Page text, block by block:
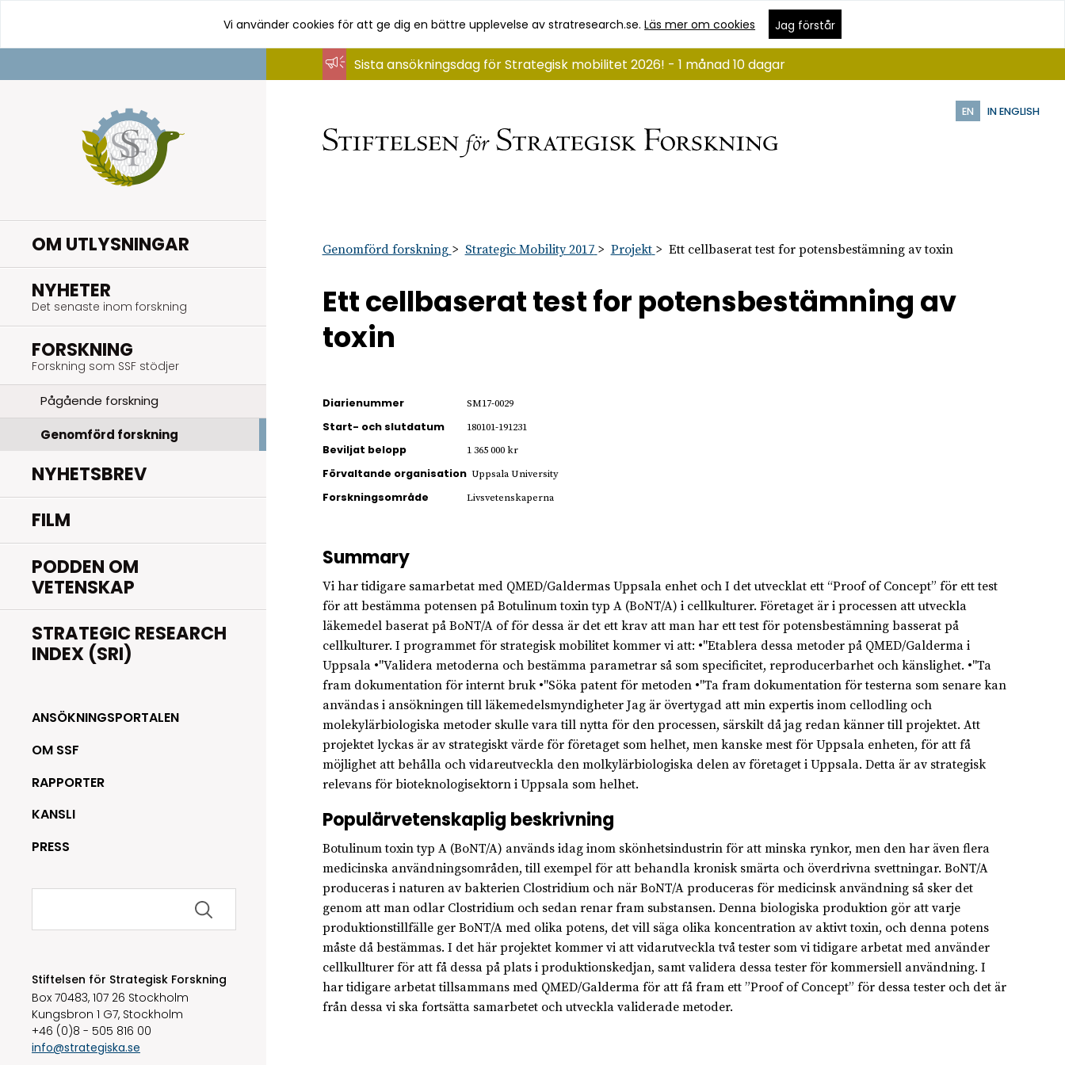
innehåll
Vi använder cookies för att ge dig en bättre upplevelse av stratresearch.se.Läs mer om cookies Jag förstår
EN IN ENGLISH
OM UTLYSNINGAR
NYHETER
Det senaste inom forskning
FORSKNING
Forskning som SSF stödjer
Pågående forskning
Genomförd forskning
NYHETSBREV
FILM
PODDEN OM
VETENSKAP
STRATEGIC RESEARCH
INDEX (SRI)
ANSÖKNINGSPORTALEN
OM SSF
RAPPORTER
KANSLI
PRESS
Sök
Stiftelsen för Strategisk Forskning
Box 70483, 107 26 Stockholm
Kungsbron 1 G7, Stockholm
+46 (0)8 - 505 816 00
info@strategiska.se
Sista ansökningsdag för Strategisk mobilitet 2026! - 1 månad 10 dagar
Genomförd forskning Strategic Mobility 2017 Projekt Ett cellbaserat test for potensbestämning av toxin
Ett cellbaserat test for potensbestämning av
toxin
Diarienummer SM17-0029
Start- och slutdatum 180101-191231
Beviljat belopp 1 365 000 kr
Förvaltande organisation Uppsala University
Forskningsområde Livsvetenskaperna
Summary
Vi har tidigare samarbetat med QMED/Galdermas Uppsala enhet och I det utvecklat ett “Proof of Concept” för ett test
för att bestämma potensen på Botulinum toxin typ A (BoNT/A) i cellkulturer. Företaget är i processen att utveckla
läkemedel baserat på BoNT/A of för dessa är det ett krav att man har ett test för potensbestämning basserat på
cellkulturer. I programmet för strategisk mobilitet kommer vi att: •"Etablera dessa metoder på QMED/Galderma i
Uppsala •"Validera metoderna och bestämma parametrar så som specificitet, reproducerbarhet och känslighet. •"Ta
fram dokumentation för internt bruk •"Söka patent för metoden •"Ta fram dokumentation för testerna som senare kan
användas i ansökningen till läkemedelsmyndigheter Jag är övertygad att min expertis inom cellodling och
molekylärbiologiska metoder skulle vara till nytta för den processen, särskilt då jag redan känner till projektet. Att
projektet lyckas är av strategiskt värde för företaget som helhet, men kanske mest för Uppsala enheten, för att få
möjlighet att behålla och vidareutveckla den molkylärbiologiska delen av företaget i Uppsala. Detta är av strategisk
relevans för bioteknologisektorn i Uppsala som helhet.
Populärvetenskaplig beskrivning
Botulinum toxin typ A (BoNT/A) används idag inom skönhetsindustrin för att minska rynkor, men den har även flera
medicinska användningsområden, till exempel för att behandla kronisk smärta och överdrivna svettningar. BoNT/A
produceras i naturen av bakterien Clostridium och när BoNT/A produceras för medicinsk användning så sker det
genom att man odlar Clostridium och sedan renar fram substansen. Denna biologiska produktion gör att varje
produktionstillfälle ger BoNT/A med olika potens, det vill säga olika koncentration av aktivt toxin, och denna potens
måste då bestämmas. I det här projektet kommer vi att vidarutveckla två tester som vi tidigare arbetat med använder
cellkullturer för att få dessa på plats i produktionskedjan, samt validera dessa tester för kommersiell användning. I
har tidigare arbetat tillsammans med QMED/Galderma för att få fram ett ”Proof of Concept” för dessa tester och det är
från dessa vi ska fortsätta samarbetet och utveckla validerade metoder.